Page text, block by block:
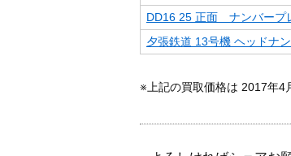
DD16 25 正面 ナンバープ
夕張鉄道 13号機 ヘッドナ
※上記の買取価格は 2017年4